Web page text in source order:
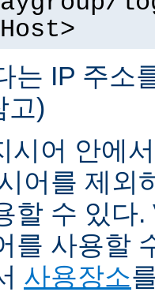
는 IP 주소
고)
시어 안에
어를 제외
할 수 있다
를 사용할
사용장소